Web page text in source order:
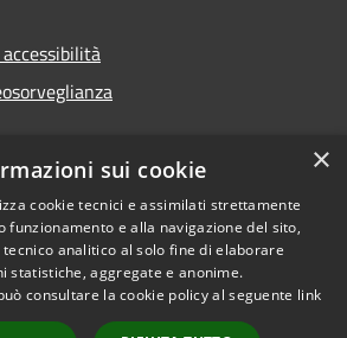
Copyright © 2026 • Comune di
Acate • Powered by
Municipium•Accesso
redazione
×
sui cookie
cookie tecnici e assimilati strettamente
funzionamento e alla navigazione del sito,
tecnico analitico al solo fine di elaborare
statistiche, aggregate e anonime.
consultare la cookie policy al seguente link